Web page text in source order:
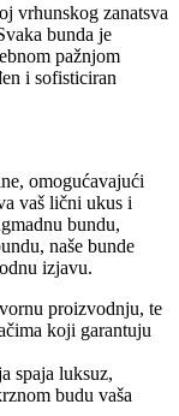
vrhunskog zanatsva
bunda je
pažnjom
i sofisticiran
omogućavajući
vaš lični ukus i
bundu,
naše bunde
izjavu.
proizvodnju, te
koji garantuju
spaja luksuz,
budu vaša